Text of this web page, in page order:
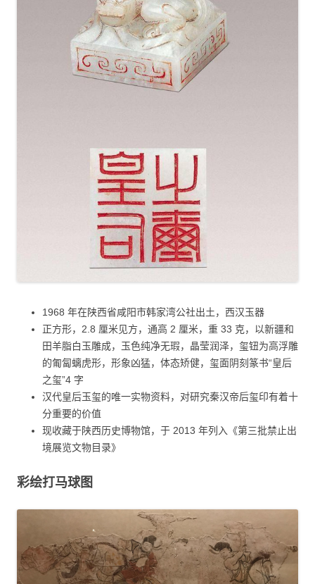
1968 年在陕西省咸阳市韩家湾公社出土，西汉玉器
正方形，2.8 厘米见方，通高 2 厘米，重 33 克，以新疆和
田羊脂白玉雕成，玉色纯净无瑕，晶莹润泽，玺钮为高浮雕
的匍匐螭虎形，形象凶猛，体态矫健，玺面阴刻篆书“皇后
之玺”4 字
汉代皇后玉玺的唯一实物资料，对研究秦汉帝后玺印有着十
分重要的价值
现收藏于陕西历史博物馆，于 2013 年列入《第三批禁止出
境展览文物目录》
彩绘打马球图